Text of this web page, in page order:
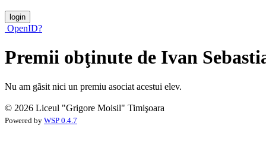
OpenID?
Premii obţinute de Ivan
Nu am gãsit nici un premiu asociat acestui elev.
© 2026 Liceul "Grigore Moisil" Timişoara
Powered by WSP 0.4.7